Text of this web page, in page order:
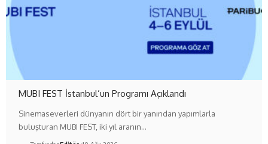
MUBI FEST İstanbul’un Programı Açıklandı
Sinemaseverleri dünyanın dört bir yanından yapımlarla
buluşturan MUBI FEST, iki yıl aranın…